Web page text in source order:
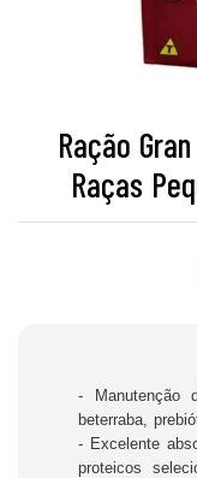
Ração
Raças
- Manutenção
beterraba,
- Excelente
proteicos